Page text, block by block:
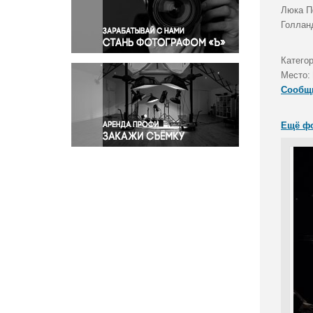
Правосудие
Происшествия и конфликты
Религия
Светская жизнь
Спорт
Экология
Экономика и бизнес
Люка
Место:
Ещё